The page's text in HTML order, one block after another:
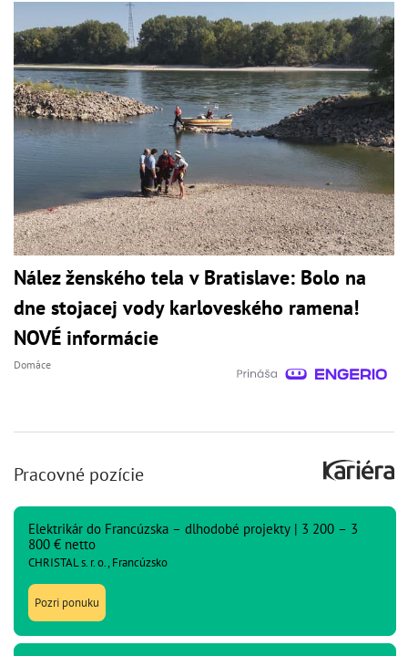
Nález ženského tela v Bratislave: Bolo na
dne stojacej vody karloveského ramena!
NOVÉ informácie
Domáce
Pracovné pozície
Elektrikár do Francúzska – dlhodobé projekty | 3 200 – 3
800 € netto
CHRISTAL s. r. o., Francúzsko
Pozri ponuku